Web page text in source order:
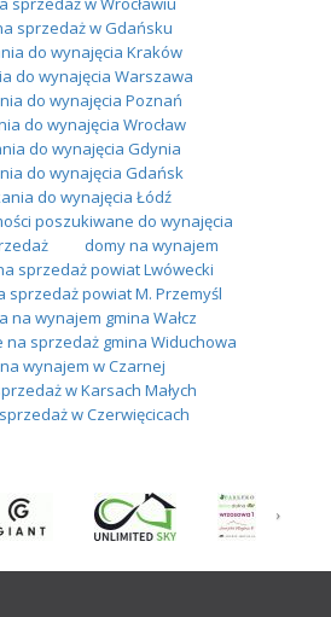
sprzedaż w Gdańsku
do wynajęcia Kraków
do wynajęcia Warszawa
do wynajęcia Poznań
do wynajęcia Wrocław
do wynajęcia Gdynia
do wynajęcia Gdańsk
do wynajęcia Łódź
poszukiwane do wynajęcia
domy na wynajem
sprzedaż powiat Lwówecki
sprzedaż powiat M. Przemyśl
na wynajem gmina Wałcz
na sprzedaż gmina Widuchowa
wynajem w Czarnej
w Karsach Małych
w Czerwięcicach